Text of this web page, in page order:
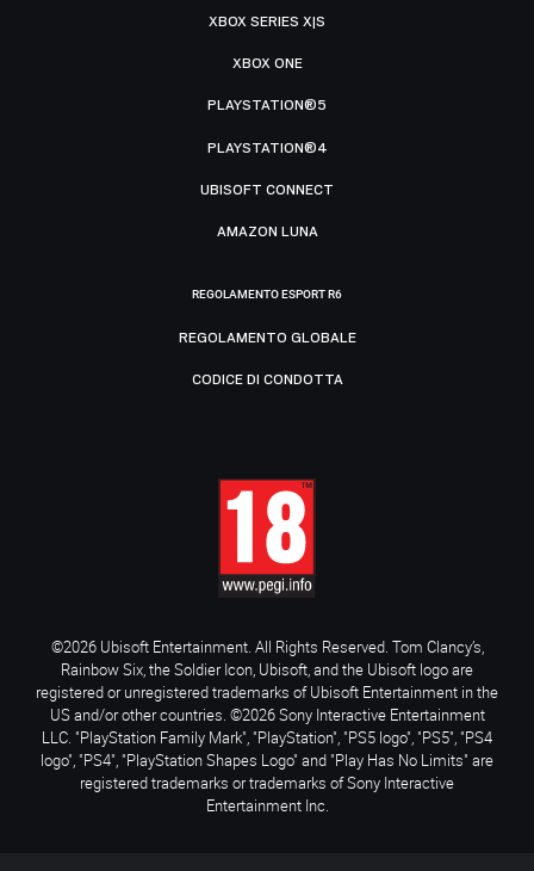
XBOX SERIES X|S
XBOX ONE
PLAYSTATION®5
PLAYSTATION®4
UBISOFT CONNECT
AMAZON LUNA
REGOLAMENTO ESPORT R6
REGOLAMENTO GLOBALE
CODICE DI CONDOTTA
©2026 Ubisoft Entertainment. All Rights Reserved. Tom Clancy’s,
Rainbow Six, the Soldier Icon, Ubisoft, and the Ubisoft logo are
registered or unregistered trademarks of Ubisoft Entertainment in the
US and/or other countries. ©2026 Sony Interactive Entertainment
LLC. "PlayStation Family Mark", "PlayStation", "PS5 logo", "PS5", "PS4
logo", "PS4", "PlayStation Shapes Logo" and "Play Has No Limits" are
registered trademarks or trademarks of Sony Interactive
Entertainment Inc.